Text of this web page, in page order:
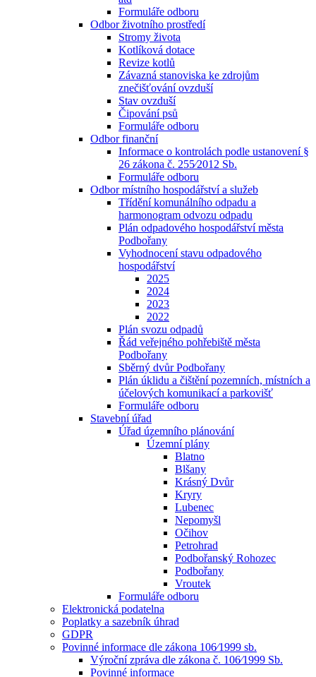
Formuláře odboru
Odbor životního prostředí
Stromy života
Kotlíková dotace
Revize kotlů
Závazná stanoviska ke zdrojům
znečišťování ovzduší
Stav ovzduší
Čipování psů
Formuláře odboru
Odbor finanční
Informace o kontrolách podle ustanovení §
26 zákona č. 255⁄2012 Sb.
Formuláře odboru
Odbor místního hospodářství a služeb
Třídění komunálního odpadu a
harmonogram odvozu odpadu
Plán odpadového hospodářství města
Podbořany
Vyhodnocení stavu odpadového
hospodářství
2025
2024
2023
2022
Plán svozu odpadů
Řád veřejného pohřebiště města
Podbořany
Sběrný dvůr Podbořany
Plán úklidu a čištění pozemních, místních a
účelových komunikací a parkovišť
Formuláře odboru
Stavební úřad
Úřad územního plánování
Územní plány
Blatno
Blšany
Krásný Dvůr
Kryry
Lubenec
Nepomyšl
Očihov
Petrohrad
Podbořanský Rohozec
Podbořany
Vroutek
Formuláře odboru
Elektronická podatelna
Poplatky a sazebník úhrad
GDPR
Povinné informace dle zákona 106⁄1999 sb.
Výroční zpráva dle zákona č. 106⁄1999 Sb.
Povinné informace